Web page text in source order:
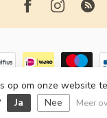
Maxime Fashion-
design
op om onze website
Ja Nee Meer